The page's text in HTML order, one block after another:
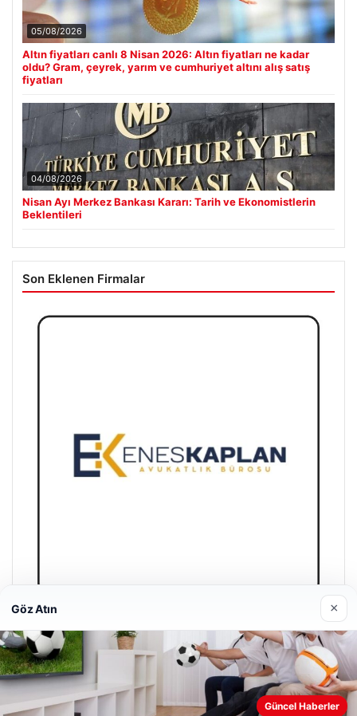
05/08/2026
Altın fiyatları canlı 8 Nisan 2026: Altın fiyatları ne kadar
oldu? Gram, çeyrek, yarım ve cumhuriyet altını alış satış
fiyatları
04/08/2026
Nisan Ayı Merkez Bankası Kararı: Tarih ve Ekonomistlerin
Beklentileri
Son Eklenen Firmalar
Trend Yapı Akustik
18/04/2026
Web sitemizi nasıl kullandığınızı daha iyi anlayabilmek,
Göz Atın ×
Güncel Haberler